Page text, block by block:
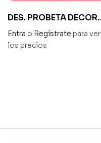
DES. PROBETA DECOR
XXL ALTO 75cm – DIAM.
6cm
Entra o Regístrate para ver
los precios